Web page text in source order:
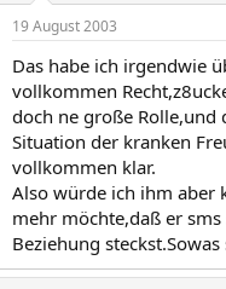
19 August 2003
Das habe ich irgendwie
vollkommen
doch ne große
Situation der kranken
vollkommen klar.
Also würde ich ihm aber
mehr möchte,daß er
Beziehung